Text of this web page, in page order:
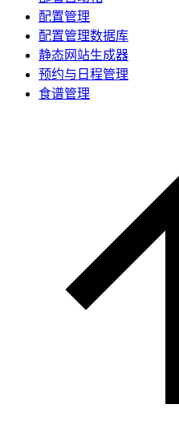
配置管理
配置管理数据库
静态网站生成器
预约与日程管理
食谱管理